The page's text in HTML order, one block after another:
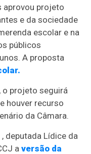
aprovou projeto
e da sociedade
escolar e na
públicos
A proposta
, o projeto seguirá
houver recurso
da Câmara.
, deputada Lídice da
aversão da